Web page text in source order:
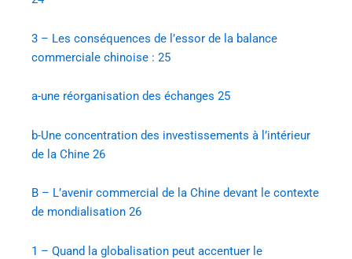
3 – Les conséquences de l’essor de la balance
commerciale chinoise : 25
a-une réorganisation des échanges 25
b-Une concentration des investissements à l’intérieur
de la Chine 26
B – L’avenir commercial de la Chine devant le contexte
de mondialisation 26
1 – Quand la globalisation peut accentuer le